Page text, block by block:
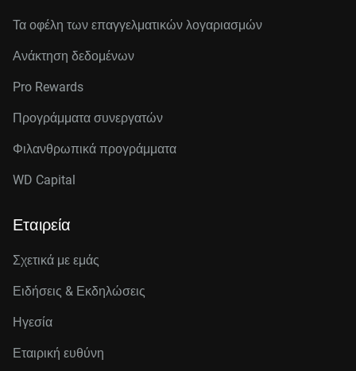
Τα οφέλη των επαγγελματικών λογαριασμών
Ανάκτηση δεδομένων
Pro Rewards
Προγράμματα συνεργατών
Φιλανθρωπικά προγράμματα
WD Capital
Εταιρεία
Σχετικά με εμάς
Ειδήσεις & Εκδηλώσεις
Ηγεσία
Εταιρική ευθύνη